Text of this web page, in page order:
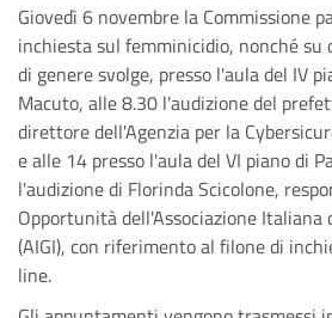
Giovedì 6 novembre la Commissione
inchiesta sul femminicidio, nonché su
di genere svolge, presso l'aula del IV
Macuto, alle 8.30 l'audizione del
direttore dell'Agenzia per la
e alle 14 presso l'aula del VI piano di
l'audizionedi Florinda Scicolone,
Opportunità dell'Associazione Italiana
(AIGI), con riferimento al filone di
line.